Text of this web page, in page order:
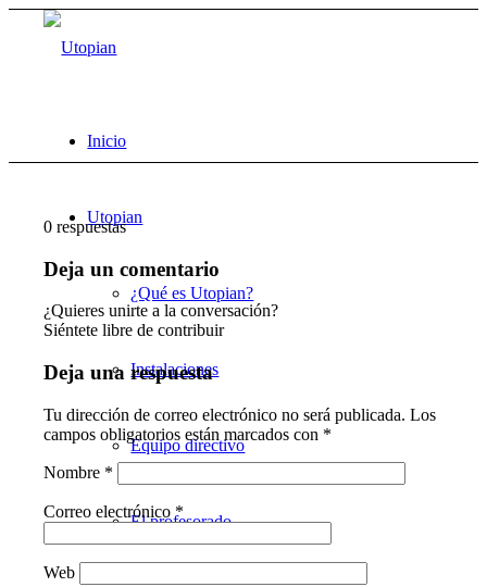
Inicio
Utopian
¿Qué es Utopian?
Instalaciones
Equipo directivo
El profesorado
0 respuestas
Deja un comentario
¿Quieres unirte a la conversación?
Siéntete libre de contribuir
Deja una respuesta
Tu dirección de correo electrónico no será publicada. Los
campos obligatorios están marcados con *
Nombre *
Correo electrónico*
Web